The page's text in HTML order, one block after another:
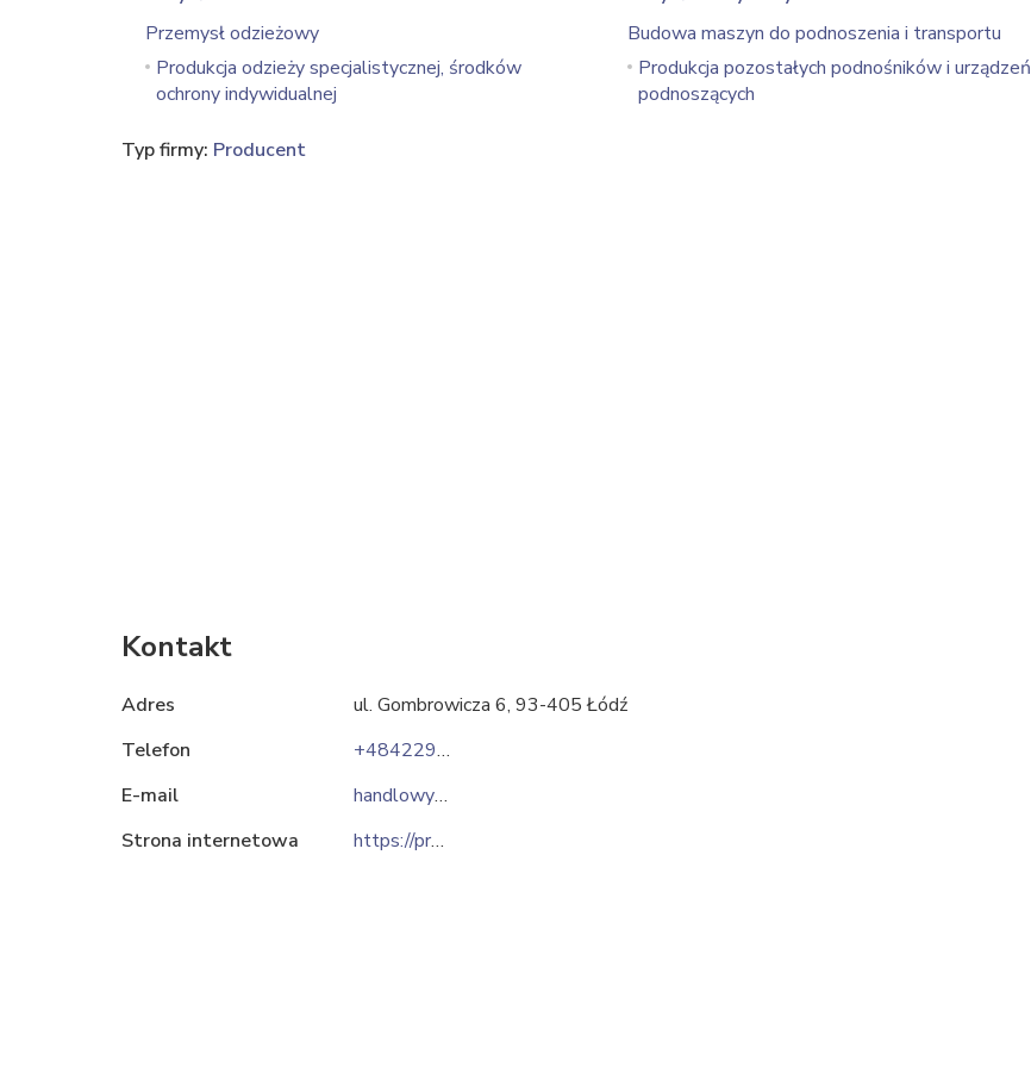
Przemysł odzieżowy
Produkcja odzieży specjalistycznej, środków
ochrony indywidualnej
Budowa maszyn do podnoszenia i transportu
Produkcja pozostałych podnośników i urządzeń
podnoszących
Typ firmy: Producent
Kontakt
Adres
ul. Gombrowicza 6, 93-405 Łódź
Telefon
+48422929541
E-mail
handlowy@protekt.com.pl
Strona internetowa
https://protekt.pl